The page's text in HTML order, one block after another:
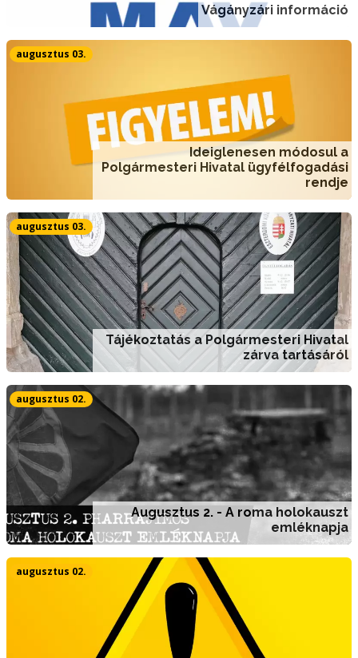
Vágányzári információ
Ideiglenesen módosul a
Polgármesteri Hivatal ügyfélfogadási
rendje
augusztus 03.
Tájékoztatás a Polgármesteri Hivatal
zárva tartásáról
augusztus 03.
Augusztus 2. - A roma holokauszt
emléknapja
augusztus 02.
augusztus 02.